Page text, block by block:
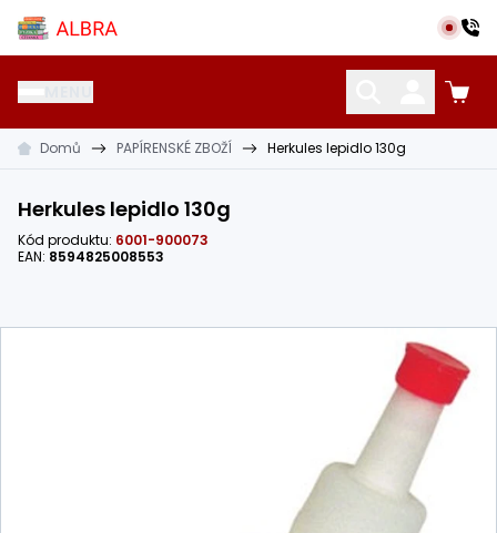
Přeskočit na hlavní obsah
Albra s.r.o.
OSTATNÍ POMŮCKY
Domů PAPÍRENSKÉ ZBOŽÍ Herkules lepidlo 130g
Herkules lepidlo 130g
Kód produktu: 6001-900073
EAN: 8594825008553